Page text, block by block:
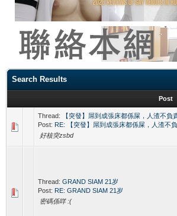
Search Results
Post
Thread:
【突發】屌到成張床都係屎，人渣不負
Post: RE: 【突發】屌到成張床都係屎，人渣不
好核突zsbd
Thread: GRAND SIAM 21岁
Post: RE: GRAND SIAM 21岁
密碼係咩 :(